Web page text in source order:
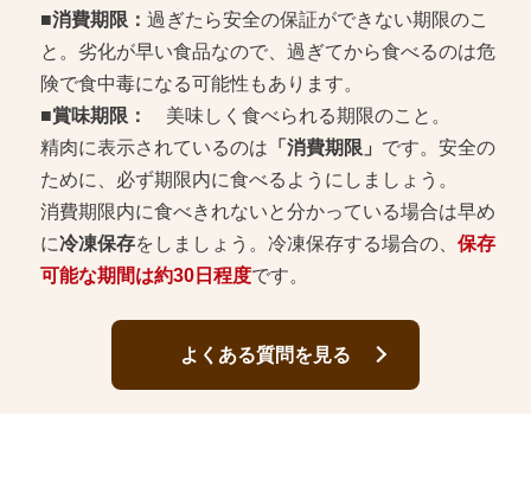
■消費期限： 過ぎたら安全の保証ができない期限のこ
と。劣化が早い食品なので、過ぎてから食べるのは危
険で食中毒になる可能性もあります。
■賞味期限： 美味しく食べられる期限のこと。
精肉に表示されているのは 「消費期限」 です。安全の
ために、必ず期限内に食べるようにしましょう。
消費期限内に食べきれないと分かっている場合は早め
に冷凍保存をしましょう。冷凍保存する場合の、 保存
可能な期間は約30日程度です。
よくある質問を見る